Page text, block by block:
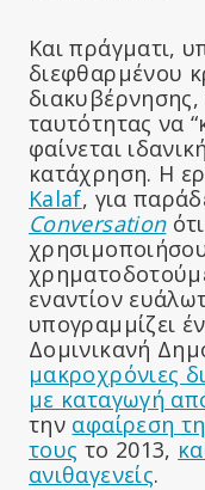
Και πράγματι,
διεφθαρμένου
ταυτότητας να
φαίνεται
κατάχρηση. Η
Kalaf, για
Conversation
εναντίον
υπογραμμίζει
Δομινικανή
μακροχρόνιες
με καταγωγή
την αφαίρεση
τους το 2013,
ανιθαγενείς.